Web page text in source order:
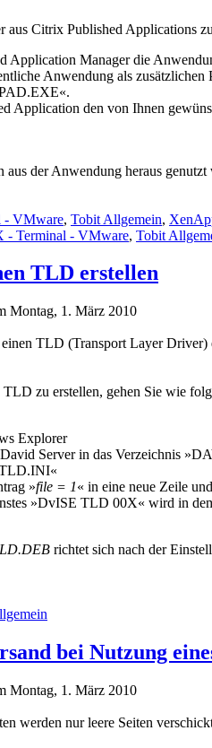
Citrix Published Applications
Application Manager die
Anwendung als
Application den von Ihnen
der Anwendung heraus genutzt
- VMware, Tobit Allgemein,
- Terminal - VMware, Tobit
TLD erstellen
Montag, 1. März 2010
TLD (Transport Layer Driver)
zu erstellen, gehen Sie wie
Explorer
David Server in das Verzeichnis
»file = 1« in eine neue Zeile
»DvISE TLD 00X« wird in
richtet sich nach der
bei Nutzung
Montag, 1. März 2010
werden nur leere Seiten